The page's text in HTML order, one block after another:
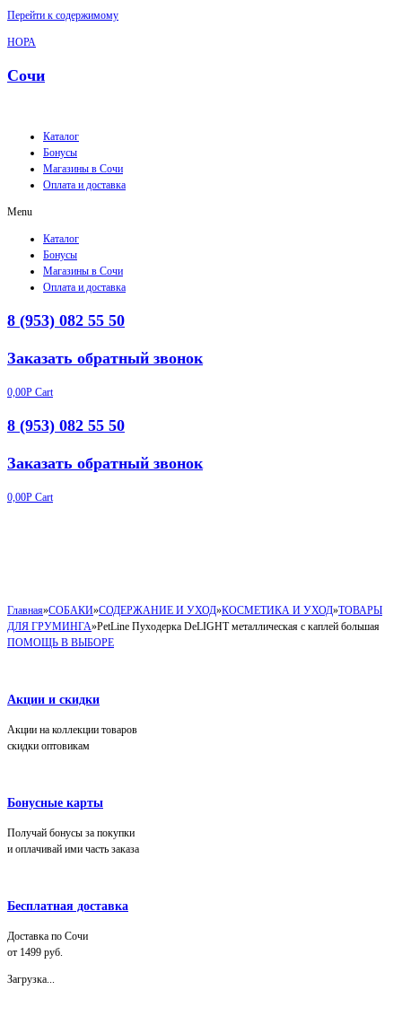
Перейти к содержимому
НОРА
Сочи
Каталог
Бонусы
Магазины в Сочи
Оплата и доставка
Menu
Каталог
Бонусы
Магазины в Сочи
Оплата и доставка
8 (953) 082 55 50
Заказать обратный звонок
0,00Р Cart
8 (953) 082 55 50
Заказать обратный звонок
0,00Р Cart
Главная»СОБАКИ»СОДЕРЖАНИЕ И УХОД»КОСМЕТИКА И УХОД»ТОВАРЫ
ДЛЯ ГРУМИНГА»PetLine Пуходерка DeLIGHT металлическая с каплей большая
ПОМОЩЬ В ВЫБОРЕ
Акции и скидки
Акции на коллекции товаров
скидки оптовикам
Бонусные карты
Получай бонусы за покупки
и оплачивай ими часть заказа
Бесплатная доставка
Доставка по Сочи
от 1499 руб.
Загрузка...